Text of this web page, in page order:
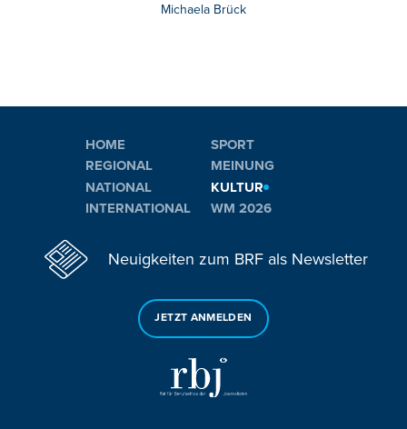
Michaela Brück
HOME
REGIONAL
NATIONAL
INTERNATIONAL
SPORT
MEINUNG
KULTUR
WM 2026
Neuigkeiten zum BRF als Newsletter
JETZT ANMELDEN